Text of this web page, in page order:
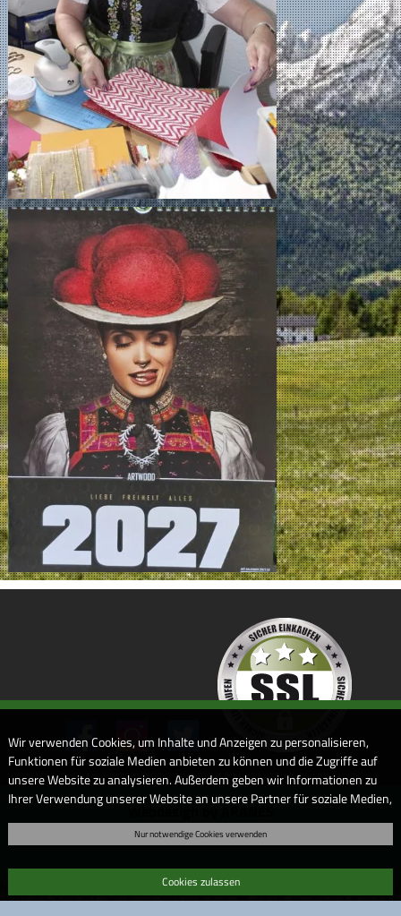
Webdesign by ARANES
Wir verwenden Cookies, um Inhalte und Anzeigen zu personalisieren,
Funktionen für soziale Medien anbieten zu können und die Zugriffe auf
unsere Website zu analysieren. Außerdem geben wir Informationen zu
Ihrer Verwendung unserer Website an unsere Partner für soziale Medien,
Informationen möglicherweise mit weiteren Daten zusammen, die Sie
Dienste gesammelt haben. Sofern Sie uns Ihre Einwilligung geben,
können Sie diese jederzeit in der Datenschutzerklärung wieder
Nur notwendige Cookies verwenden
Cookies zulassen